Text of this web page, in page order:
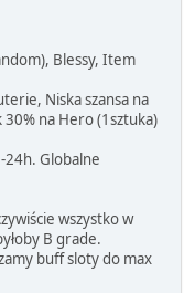
Blessy, Item
Niska szansa na
30% na Hero (1sztuka)
24h. Globalne
wszystko w
B grade.
buff sloty do max